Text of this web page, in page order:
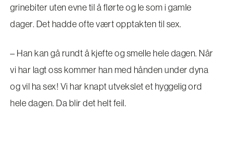
grinebiter uten evne til å flørte og le som i gamle
dager. Det hadde ofte vært opptakten til sex.
– Han kan gå rundt å kjefte og smelle hele dagen. Når
vi har lagt oss kommer han med hånden under dyna
og vil ha sex! Vi har knapt utvekslet et hyggelig ord
hele dagen. Da blir det helt feil.